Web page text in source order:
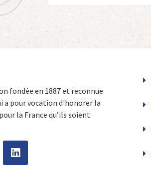
fondée en 1887 et reconnue
a pour vocation d'honorer la
la France qu’ils soient